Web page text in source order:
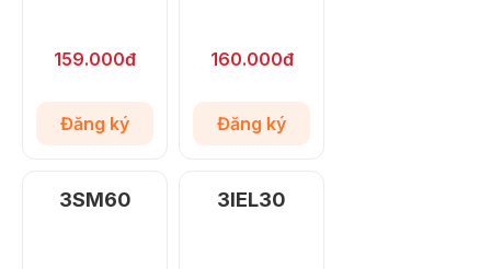
159.000đ
Đăng ký
160.000đ
Đăng ký
3SM60 3IEL30